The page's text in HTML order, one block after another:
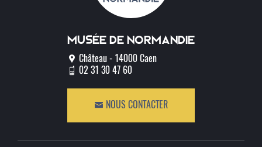
Musée de normandie
Château - 14000 Caen
02 31 30 47 60
NOUS CONTACTER